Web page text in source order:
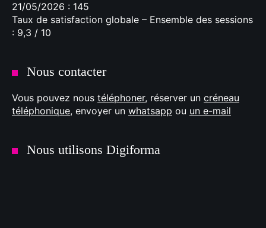
21/05/2026 : 145
Taux de satisfaction globale – Ensemble des sessions
: 9,3 / 10
Nous contacter
Vous pouvez nous téléphoner, réserver un créneau
téléphonique, envoyer un whatsapp ou un e-mail
Nous utilisons Digiforma